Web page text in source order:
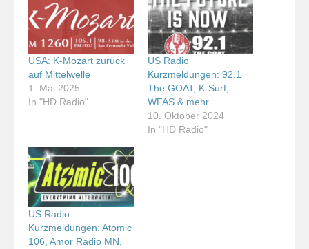
USA: K-Mozart zurück
auf Mittelwelle
1. Mai 2025
In "HD Radio"
US Radio
Kurzmeldungen: 92.1
The GOAT, K-Surf,
WFAS & mehr
10. Oktober 2024
In "HD Radio"
US Radio
Kurzmeldungen: Atomic
106, Amor Radio MN,